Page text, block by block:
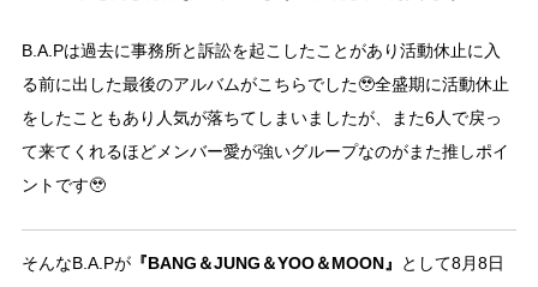
B.A.Pは過去に事務所と訴訟を起こしたことがあり活動休止に入
る前に出した最後のアルバムがこちらでした🥹全盛期に活動休止
をしたこともあり人気が落ちてしまいましたが、また6人で戻っ
て来てくれるほどメンバー愛が強いグループなのがまた推しポイ
ントです🥹
そんなB.A.Pが『BANG＆JUNG＆YOO＆MOON』
として8月8日